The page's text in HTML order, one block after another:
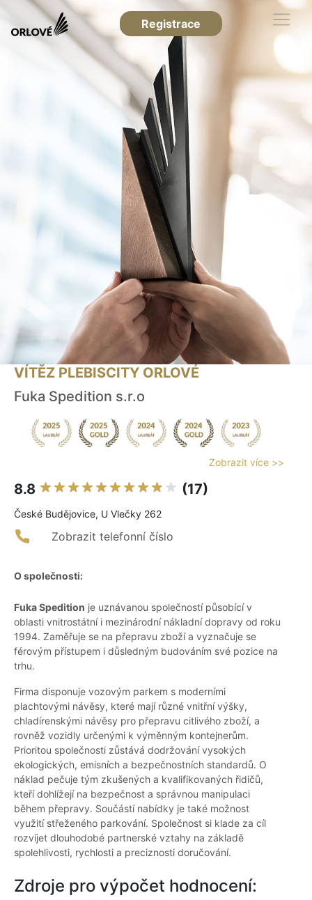
Registrace
VÍTĚZ PLEBISCITY ORLOVÉ
Fuka Spedition s.r.o
Zobrazit více >>
8.8 (17)
České Budějovice, U Vlečky 262
Zobrazit telefonní číslo
O společnosti:
Fuka Spedition je uznávanou společností působící v
oblasti vnitrostátní i mezinárodní nákladní dopravy od roku
1994. Zaměřuje se na přepravu zboží a vyznačuje se
férovým přístupem i důsledným budováním své pozice na
trhu.
Firma disponuje vozovým parkem s moderními
plachtovými návěsy, které mají různé vnitřní výšky,
chladírenskými návěsy pro přepravu citlivého zboží, a
rovněž vozidly určenými k výměnným kontejnerům.
Prioritou společnosti zůstává dodržování vysokých
ekologických, emisních a bezpečnostních standardů. O
náklad pečuje tým zkušených a kvalifikovaných řidičů,
kteří dohlížejí na bezpečnost a správnou manipulaci
během přepravy. Součástí nabídky je také možnost
využití střeženého parkování. Společnost si klade za cíl
rozvíjet dlouhodobé partnerské vztahy na základě
spolehlivosti, rychlosti a preciznosti doručování.
Zdroje pro výpočet hodnocení: